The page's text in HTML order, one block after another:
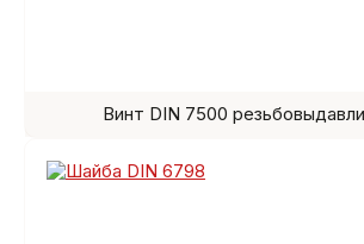
Винт DIN 7500